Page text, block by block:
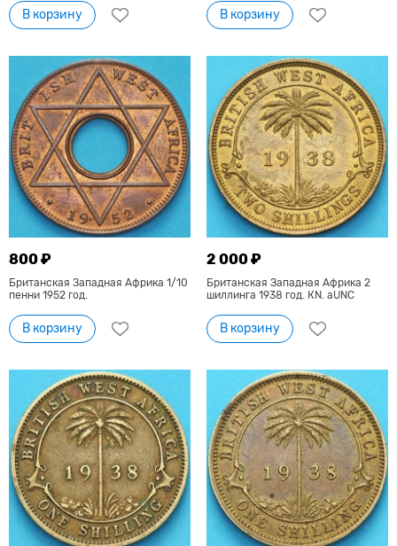
В корзину В корзину
800 ₽
Британская Западная Африка 1/10
пенни 1952 год.
В корзину
2 000 ₽
Британская Западная Африка 2
шиллинга 1938 год. КN. aUNC
В корзину